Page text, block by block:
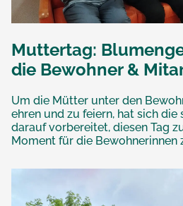
Muttertag:
die Bewohner &
Um die Mütter unter den
ehren und zu feiern, hat sich
darauf vorbereitet, diesen Tag
Moment für die Bewohnerinnen